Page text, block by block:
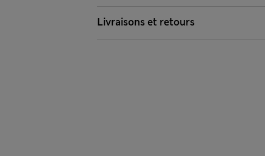
Livraisons et retours